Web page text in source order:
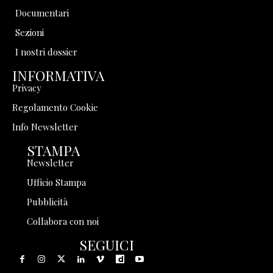
Documentari
Sezioni
I nostri dossier
INFORMATIVA
Privacy
Regolamento Cookie
Info Newsletter
STAMPA
Newsletter
Ufficio Stampa
Pubblicità
Collabora con noi
SEGUICI